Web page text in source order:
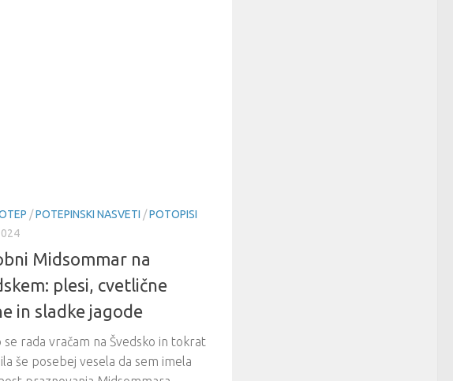
/POTEPINSKI NASVETI /POTOPISI
Midsommar na
plesi, cvetlične
in sladke jagode
se rada vračam na Švedsko in tokrat
še posebej vesela da sem imela